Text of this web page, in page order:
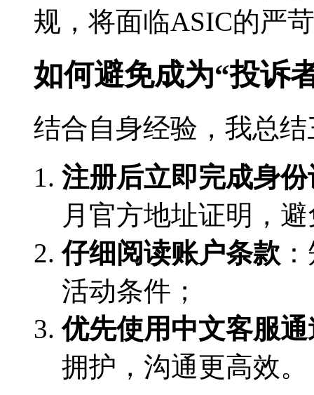
规，将面临ASIC的严
如何避免成为“投诉
结合自身经验，我总
注册后立即完成身
月官方地址证明，
仔细阅读账户条款
活动条件；
优先使用中文客服通
拥护，沟通更高效。